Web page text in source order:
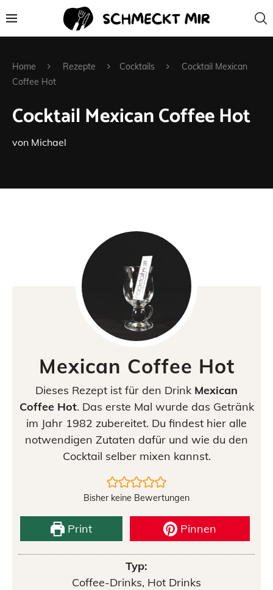
Home Rezepte Cocktails
Cocktail Mexican
Coffee Hot
Cocktail Mexican Coffee Hot
von Michael
Mexican Coffee Hot
Dieses Rezept ist für den Drink Mexican
Coffee Hot. Das erste Mal wurde das Getränk
im Jahr 1982 zubereitet. Du findest hier alle
notwendigen Zutaten dafür und wie du den
Cocktail selber mixen kannst.
Bisher keine Bewertungen
Print Pinnen
Typ:
Coffee-Drinks, Hot Drinks